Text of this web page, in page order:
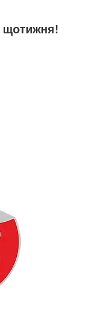
щотижня!